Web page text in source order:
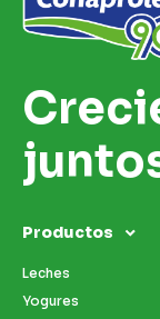
Productos
Leches
Yogures